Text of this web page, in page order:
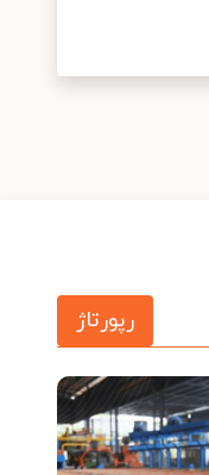
رپورتاژ